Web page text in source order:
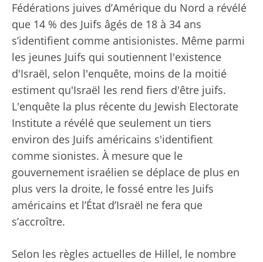
Fédérations juives d’Amérique du Nord a révélé
que 14 % des Juifs âgés de 18 à 34 ans
s’identifient comme antisionistes. Même parmi
les jeunes Juifs qui soutiennent l'existence
d'Israël, selon l'enquête, moins de la moitié
estiment qu'Israël les rend fiers d'être juifs.
L'enquête la plus récente du Jewish Electorate
Institute a révélé que seulement un tiers
environ des Juifs américains s'identifient
comme sionistes. À mesure que le
gouvernement israélien se déplace de plus en
plus vers la droite, le fossé entre les Juifs
américains et l’État d’Israël ne fera que
s’accroître.
Selon les règles actuelles de Hillel, le nombre